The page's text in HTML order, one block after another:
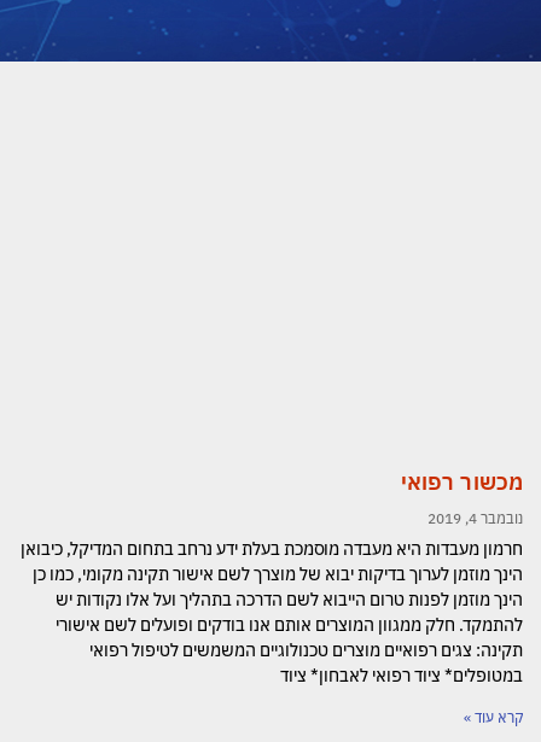
מכשור רפואי
נובמבר 4, 2019
חרמון מעבדות היא מעבדה מוסמכת בעלת ידע נרחב בתחום המדיקל, כיבואן
הינך מוזמן לערוך בדיקות יבוא של מוצרך לשם אישור תקינה מקומי, כמו כן
הינך מוזמן לפנות טרום הייבוא לשם הדרכה בתהליך ועל אלו נקודות יש
להתמקד. חלק ממגוון המוצרים אותם אנו בודקים ופועלים לשם אישורי
תקינה: צגים רפואיים מוצרים טכנולוגיים המשמשים לטיפול רפואי
במטופלים* ציוד רפואי לאבחון* ציוד
קרא עוד »